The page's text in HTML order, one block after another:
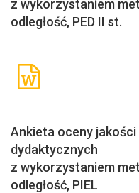
z wykorzystaniem
odległość, PED II st.
Ankieta oceny
dydaktycznych
z wykorzystaniem
odległość, PIEL